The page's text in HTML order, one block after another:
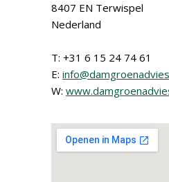
8407 EN Terwispel
Nederland
T: +31 6 15 24 74 61
E:
W: